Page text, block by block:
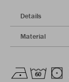
Details
Material